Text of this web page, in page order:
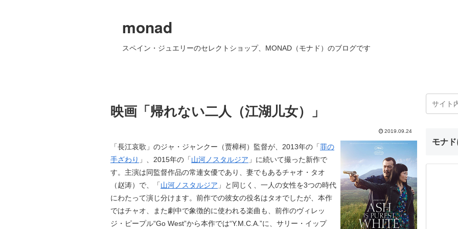
monad
スペイン・ジュエリーのセレクトショップ、MONAD（モナド）のブログです
映画「帰れない二人（江湖儿女）」
2019.09.24
「長江哀歌」のジャ・ジャンクー（贾樟柯）監督が、2013年の「罪の
手ざわり 」、2015年の「山河ノスタルジア 」に続いて撮った新作で
す。主演は同監督作品の常連女優であり、妻でもあるチャオ・タオ
（赵涛）で、「山河ノスタルジア 」と同じく、一人の女性を3つの時代
にわたって演じ分けます。前作での彼女の役名はタオでしたが、本作
ではチャオ、また劇中で象徴的に使われる楽曲も、前作のヴィレッ
ジ・ピープル“Go West”から本作では“Y.M.C.A.”に、サリー・イップ
モナ